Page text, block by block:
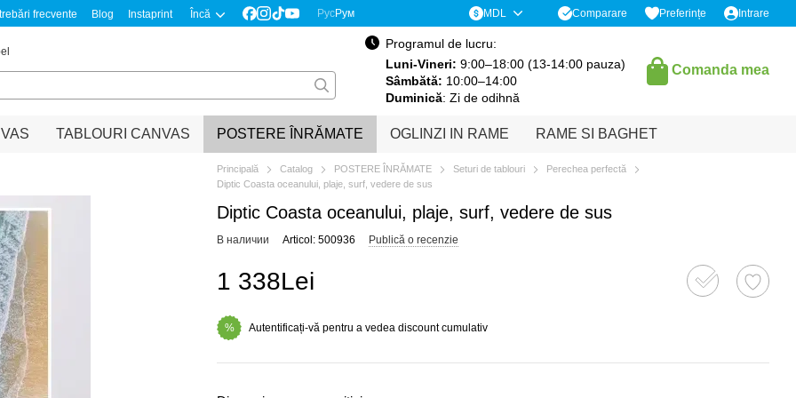
frecvente Blog Instaprint Încă РусРум MDL Comparare Preferințe Intrare
Programul de lucru:
Luni-Vineri: 9:00–18:00 (13-14:00 pauza)
Sâmbătă: 10:00–14:00
Duminică: Zi de odihnă
Comanda mea
TABLOURI CANVAS POSTERE ÎNRĂMATE OGLINZI IN RAME RAME SI BAGHET
Principală Catalog POSTERE ÎNRĂMATE Seturi de tablouri
Perechea perfectă
Diptic Coasta oceanului, plaje, surf, vedere de sus
Diptic Coasta oceanului, plaje, surf, vedere de sus
В наличии Articol: 500936 Publică o recenzie
1 338Lei
% Autentificați-vă pentru a vedea discount cumulativ